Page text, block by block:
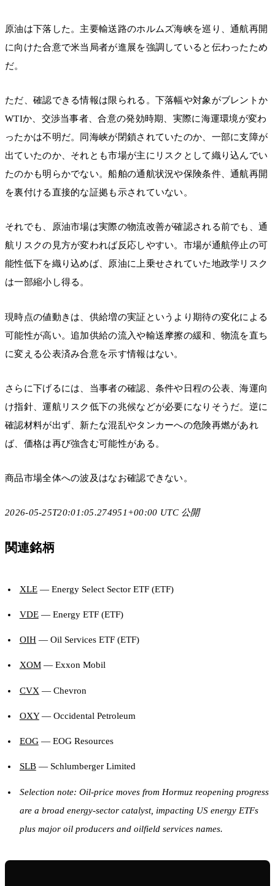
原油は下落した。主要輸送路のホルムズ海峡を巡り、通航再開
に向けた合意で米当局者が進展を強調していると伝わったため
だ。
ただ、確認できる情報は限られる。下落幅や対象がブレントか
WTIか、交渉当事者、合意の発効時期、実際に海運環境が変わ
ったかは不明だ。同海峡が閉鎖されていたのか、一部に支障が
出ていたのか、それとも市場が主にリスクとして織り込んでい
たのかも明らかでない。船舶の通航状況や保険条件、通航再開
を裏付ける直接的な証拠も示されていない。
それでも、原油市場は実際の物流改善が確認される前でも、通
航リスクの見方が変われば反応しやすい。市場が通航停止の可
能性低下を織り込めば、原油に上乗せされていた地政学リスク
は一部縮小し得る。
現時点の値動きは、供給増の実証というより期待の変化による
可能性が高い。追加供給の流入や輸送摩擦の緩和、物流を直ち
に変える公表済み合意を示す情報はない。
さらに下げるには、当事者の確認、条件や日程の公表、海運向
け指針、運航リスク低下の兆候などが必要になりそうだ。逆に
確認材料が出ず、新たな混乱やタンカーへの危険再燃があれ
ば、価格は再び強含む可能性がある。
商品市場全体への波及はなお確認できない。
2026-05-25T20:01:05.274951+00:00 UTC 公開
関連銘柄
XLE— Energy Select Sector ETF (ETF)
VDE— Energy ETF (ETF)
OIH— Oil Services ETF (ETF)
XOM— Exxon Mobil
CVX — Chevron
OXY— Occidental Petroleum
EOG— EOG Resources
SLB— Schlumberger Limited
Selection note: Oil-price moves from Hormuz reopening progress
are a broad energy-sector catalyst, impacting US energy ETFs
plus major oil producers and oilfield services names.